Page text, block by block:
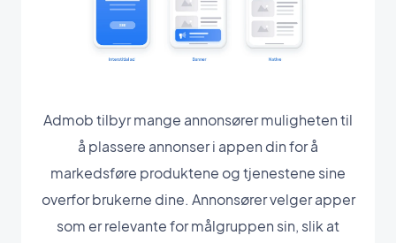
Admob tilbyr mange annonsører muligheten til
å plassere annonser i appen din for å
markedsføre produktene og tjenestene sine
overfor brukerne dine. Annonsører velger apper
som er relevante for målgruppen sin, slik at